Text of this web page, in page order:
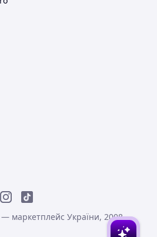
маркетплейс України, 2008-